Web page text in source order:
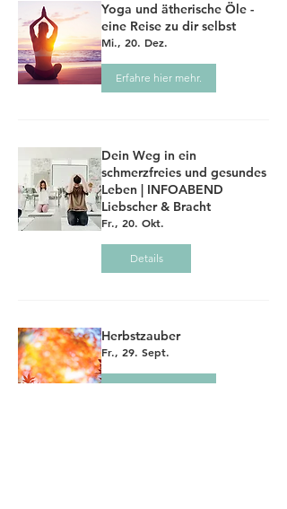
Yoga und ätherische Öle -
eine Reise zu dir selbst
Mi., 20. Dez.
Erfahre hier mehr.
Dein Weg in ein
schmerzfreies und gesundes
Leben | INFOABEND
Liebscher & Bracht
Fr., 20. Okt.
Details
Herbstzauber
Fr., 29. Sept.
Erfahre hier mehr.